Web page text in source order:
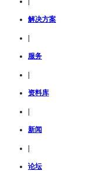
解决方案
服务
资料库
新闻
论坛